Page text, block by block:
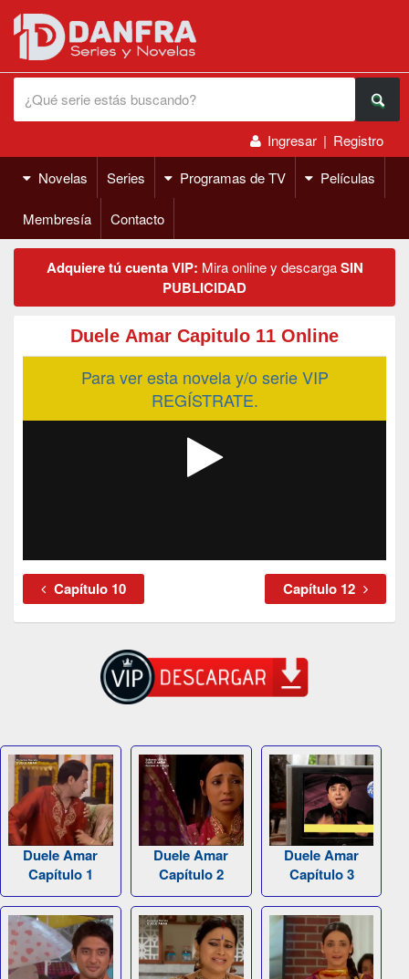
Ingresar | Registro
Novelas
Series Programas de TV Películas
Membresía Contacto
Adquiere tú cuenta VIP: Mira online y descargaSIN
PUBLICIDAD
Duele Amar Capitulo 11 Online
Para ver esta novela y/o serie VIP
REGÍSTRATE.
Capítulo 10 Capítulo 12
Duele Amar
Capítulo 1
Duele Amar
Capítulo 2
Duele Amar
Capítulo 3